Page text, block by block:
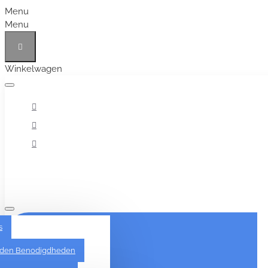
Menu
Menu
Winkelwagen
Alles
Benodigdheden